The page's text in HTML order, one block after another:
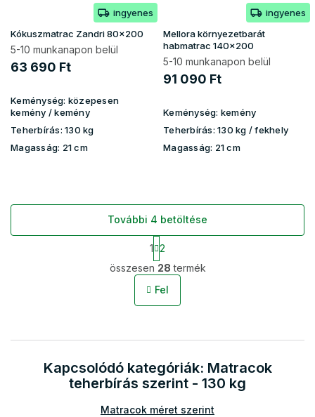
ingyenes
Kókuszmatrac Zandri 80x200
5-10 munkanapon belül
63 690 Ft
Keménység: közepesen
kemény / kemény
Teherbírás: 130 kg
Magasság: 21 cm
ingyenes
Mellora környezetbarát
habmatrac 140x200
5-10 munkanapon belül
91 090 Ft
Keménység: kemény
Teherbírás: 130 kg​​​​ / fekhely
Magasság: 21 cm
L
i
s
r
n
y
t
További 4 betöltése
L
a
p
o
z
1 2
összesen 28 termék
Fel
Kapcsolódó kategóriák: Matracok
teherbírás szerint - 130 kg
Matracok méret szerint